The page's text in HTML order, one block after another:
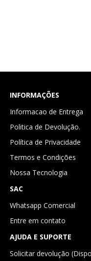
INFORMAÇÕES
Informacao de Entrega
Politica de Devolução.
Política de Privacidade
Termos e Condições
Nossa Tecnologia
SAC
Whatsapp Comercial
Entre em contato
AJUDA E SUPORTE
Solicitar devolução